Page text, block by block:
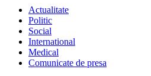
Actualitate
Politic
Social
International
Medical
Comunicate de presa